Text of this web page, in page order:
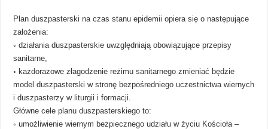
Plan duszpasterski na czas stanu epidemii opiera się o następujące
założenia:
◦ działania duszpasterskie uwzględniają obowiązujące przepisy
sanitarne,
◦ każdorazowe złagodzenie reżimu sanitarnego zmieniać będzie
model duszpasterski w stronę bezpośredniego uczestnictwa wiernych
i duszpasterzy w liturgii i formacji.
Główne cele planu duszpasterskiego to:
◦ umożliwienie wiernym bezpiecznego udziału w życiu Kościoła –